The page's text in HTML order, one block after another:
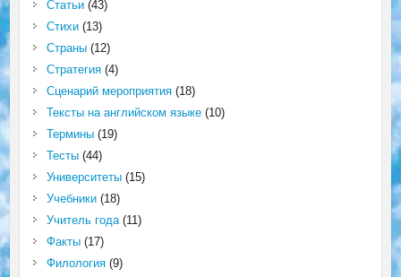
Статьи(43)
Стихи(13)
Страны(12)
Стратегия(4)
Сценарий мероприятия(18)
Тексты на английском языке(10)
Термины(19)
Тесты(44)
Университеты(15)
Учебники(18)
Учитель года(11)
Факты(17)
Филология(9)